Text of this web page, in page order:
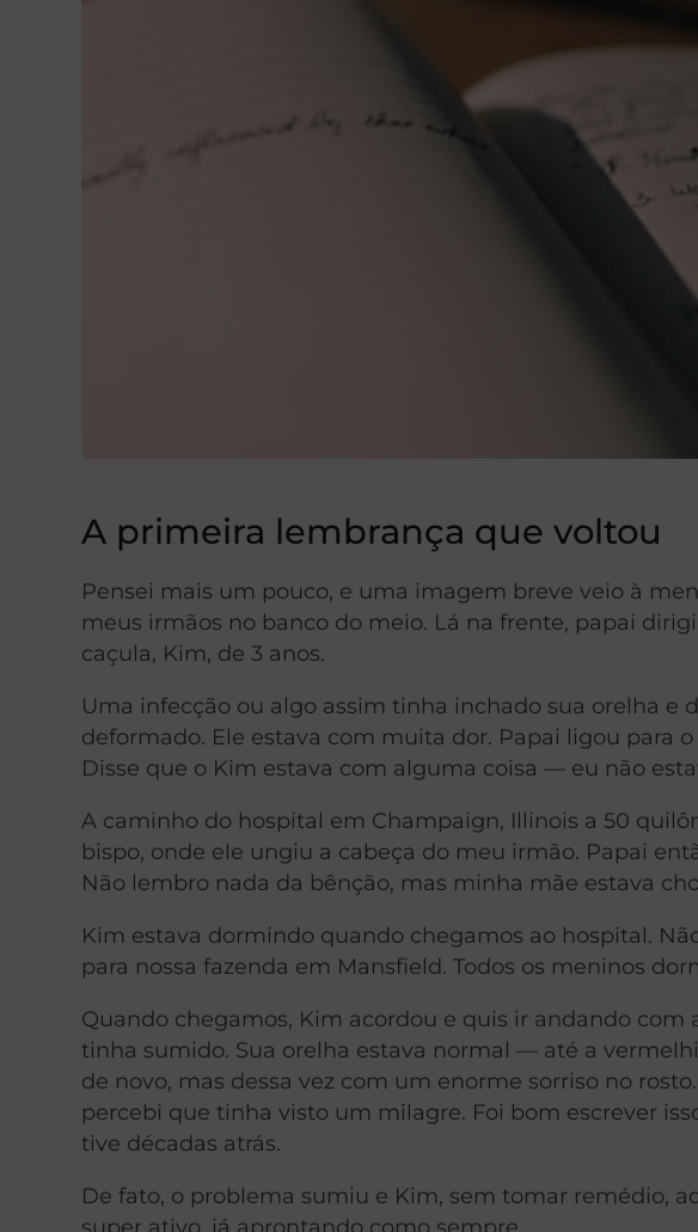
A primeira lembrança que voltou
Pensei mais um pouco, e uma imagem breve veio à
meus irmãos no banco do meio. Lá na frente, papai
caçula, Kim, de 3 anos.
Uma infecção ou algo assim tinha inchado sua orelha e
deformado. Ele estava com muita dor. Papai ligou para
Disse que o Kim estava com alguma coisa — eu não
A caminho do hospital em Champaign, Illinois a 50
bispo, onde ele ungiu a cabeça do meu irmão. Papai
Não lembro nada da bênção, mas minha mãe estava
Kim estava dormindo quando chegamos ao hospital.
para nossa fazenda em Mansfield. Todos os meninos
Quando chegamos, Kim acordou e quis ir andando
tinha sumido. Sua orelha estava normal — até a
de novo, mas dessa vez com um enorme sorriso no
percebi que tinha visto um milagre. Foi bom escrever
tive décadas atrás.
De fato, o problema sumiu e Kim, sem tomar remédio,
super ativo, já aprontando como sempre.